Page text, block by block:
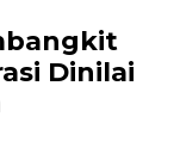
Dinilai